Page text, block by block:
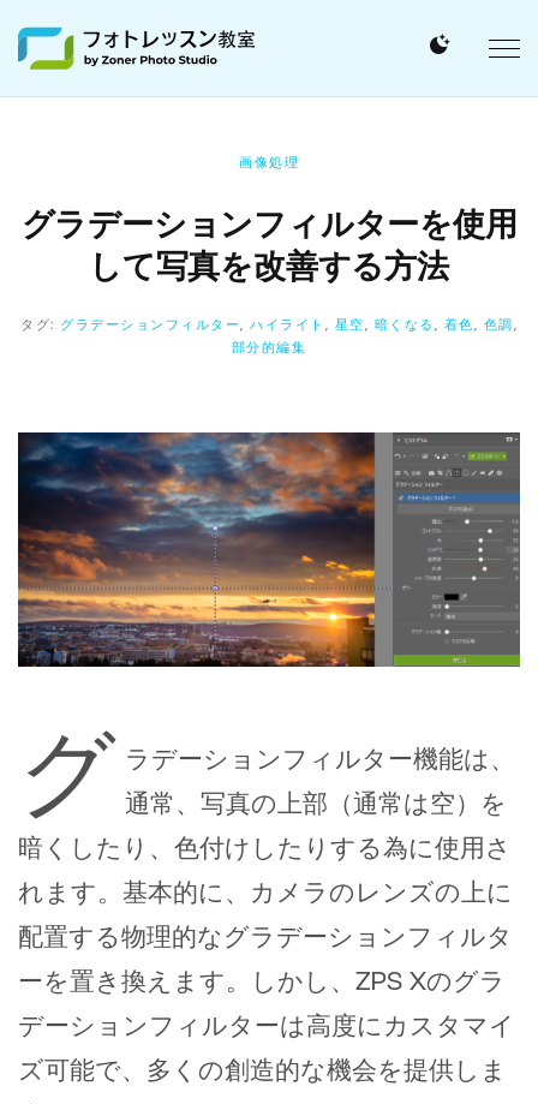
画像処理
グラデーションフィルターを使用
して写真を改善する方法
タグ: グラデーションフィルター , ハイライト , 星空 , 暗くなる , 着色 , 色調 ,
部分的編集
グ
ラデーションフィルター機能は、
通常、写真の上部（通常は空）を
暗くしたり、色付けしたりする為に使用さ
れます。基本的に、カメラのレンズの上に
配置する物理的なグラデーションフィルタ
ーを置き換えます。しかし、ZPS Xのグラ
デーションフィルターは高度にカスタマイ
ズ可能で、多くの創造的な機会を提供しま